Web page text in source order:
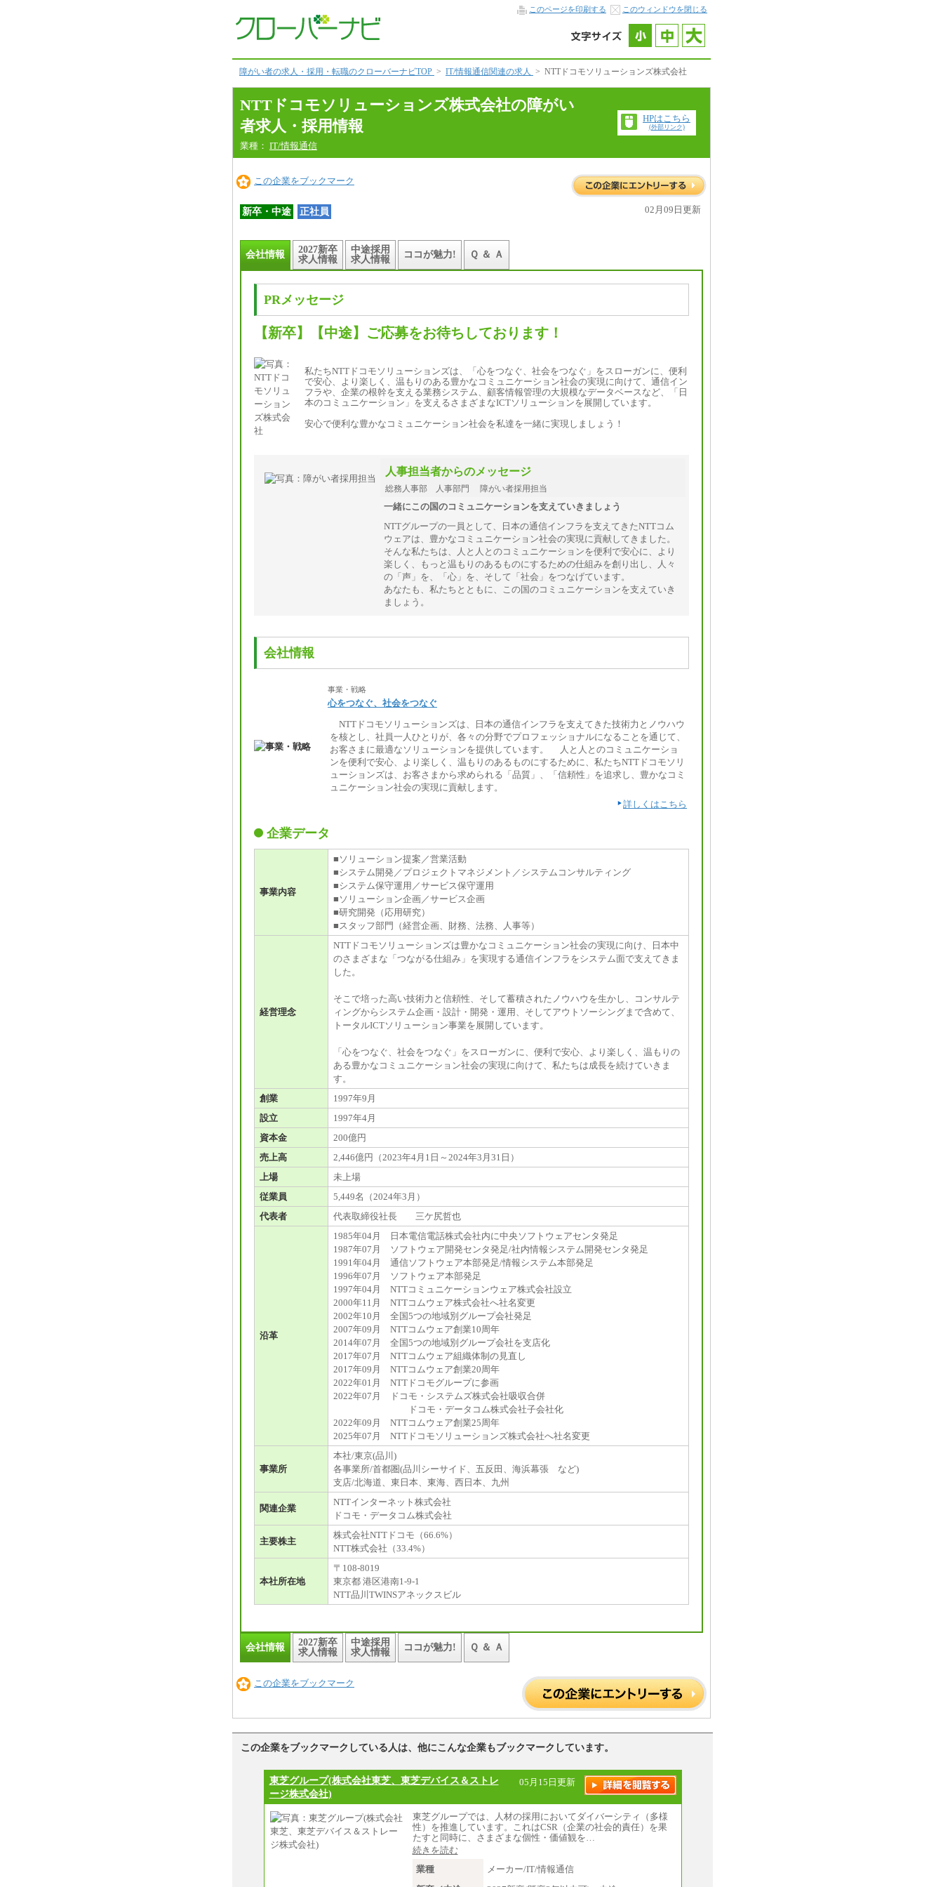
このページを印刷する このウィンドウを閉じる
障がい者の求人・採用・転職のクローバーナビTOP > IT/情報通信関連の求人 > NTTドコモソリューションズ株式会社
NTTドコモソリューションズ株式会社の障がい
者求人・採用情報
業種： IT/情報通信
HPはこちら
(外部リンク)
この企業をブックマーク
新卒・中途 正社員 02月09日更新
会社情報
2027新卒
求人情報
中途採用
求人情報
ココが魅力! Ｑ ＆ Ａ
PRメッセージ
【新卒】【中途】ご応募をお待ちしております！
私たちNTTドコモソリューションズは、「心をつなぐ、社会をつなぐ」をスローガンに、便利
で安心、より楽しく、温もりのある豊かなコミュニケーション社会の実現に向けて、通信イン
フラや、企業の根幹を支える業務システム、顧客情報管理の大規模なデータベースなど、「日
本のコミュニケーション」を支えるさまざまなICTソリューションを展開しています。
安心で便利な豊かなコミュニケーション社会を私達を一緒に実現しましょう！
人事担当者からのメッセージ
総務人事部 人事部門 障がい者採用担当
一緒にこの国のコミュニケーションを支えていきましょう
NTTグループの一員として、日本の通信インフラを支えてきたNTTコム
ウェアは、豊かなコミュニケーション社会の実現に貢献してきました。
そんな私たちは、人と人とのコミュニケーションを便利で安心に、より
楽しく、もっと温もりのあるものにするための仕組みを創り出し、人々
の「声」を、「心」を、そして「社会」をつなげています。
あなたも、私たちとともに、この国のコミュニケーションを支えていき
ましょう。
会社情報
事業・戦略
心をつなぐ、社会をつなぐ
NTTドコモソリューションズは、日本の通信インフラを支えてきた技術力とノウハウ
を核とし、社員一人ひとりが、各々の分野でプロフェッショナルになることを通じて、
お客さまに最適なソリューションを提供しています。 人と人とのコミュニケーショ
ンを便利で安心、より楽しく、温もりのあるものにするために、私たちNTTドコモソリ
ューションズは、お客さまから求められる「品質」、「信頼性」を追求し、豊かなコミ
ュニケーション社会の実現に貢献します。
詳しくはこちら
企業データ
事業内容
■ソリューション提案／営業活動
■システム開発／プロジェクトマネジメント／システムコンサルティング
■システム保守運用／サービス保守運用
■ソリューション企画／サービス企画
■研究開発（応用研究）
■スタッフ部門（経営企画、財務、法務、人事等）
経営理念
NTTドコモソリューションズは豊かなコミュニケーション社会の実現に向け、日本中
のさまざまな「つながる仕組み」を実現する通信インフラをシステム面で支えてきま
した。
そこで培った高い技術力と信頼性、そして蓄積されたノウハウを生かし、コンサルテ
ィングからシステム企画・設計・開発・運用、そしてアウトソーシングまで含めて、
トータルICTソリューション事業を展開しています。
「心をつなぐ、社会をつなぐ」をスローガンに、便利で安心、より楽しく、温もりの
ある豊かなコミュニケーション社会の実現に向けて、私たちは成長を続けていきま
す。
創業
1997年9月
設立
1997年4月
資本金
200億円
売上高
2,446億円（2023年4月1日～2024年3月31日）
上場
未上場
従業員
5,449名（2024年3月）
代表者
代表取締役社長 三ケ尻哲也
沿革
1985年04月 日本電信電話株式会社内に中央ソフトウェアセンタ発足
1987年07月 ソフトウェア開発センタ発足/社内情報システム開発センタ発足
1991年04月 通信ソフトウェア本部発足/情報システム本部発足
1996年07月 ソフトウェア本部発足
1997年04月 NTTコミュニケーションウェア株式会社設立
2000年11月 NTTコムウェア株式会社へ社名変更
2002年10月 全国5つの地域別グループ会社発足
2007年09月 NTTコムウェア創業10周年
2014年07月 全国5つの地域別グループ会社を支店化
2017年07月 NTTコムウェア組織体制の見直し
2017年09月 NTTコムウェア創業20周年
2022年01月 NTTドコモグループに参画
2022年07月 ドコモ・システムズ株式会社吸収合併
ドコモ・データコム株式会社子会社化
2022年09月 NTTコムウェア創業25周年
2025年07月 NTTドコモソリューションズ株式会社へ社名変更
事業所
本社/東京(品川)
各事業所/首都圏(品川シーサイド、五反田、海浜幕張 など)
支店/北海道、東日本、東海、西日本、九州
関連企業
NTTインターネット株式会社
ドコモ・データコム株式会社
主要株主
株式会社NTTドコモ（66.6%）
NTT株式会社（33.4%）
本社所在地
〒108-8019
東京都 港区港南1-9-1
NTT品川TWINSアネックスビル
会社情報
2027新卒
求人情報
中途採用
求人情報
ココが魅力! Ｑ ＆ Ａ
この企業をブックマーク
この企業をブックマークしている人は、他にこんな企業もブックマークしています。
東芝グループ(株式会社東芝、東芝デバイス＆ストレ
ージ株式会社)
05月15日更新
東芝グループでは、人材の採用においてダイバーシティ（多様
性）を推進しています。これはCSR（企業の社会的責任）を果
たすと同時に、さまざまな個性・価値観を…
続きを読む
業種
メーカー/IT/情報通信